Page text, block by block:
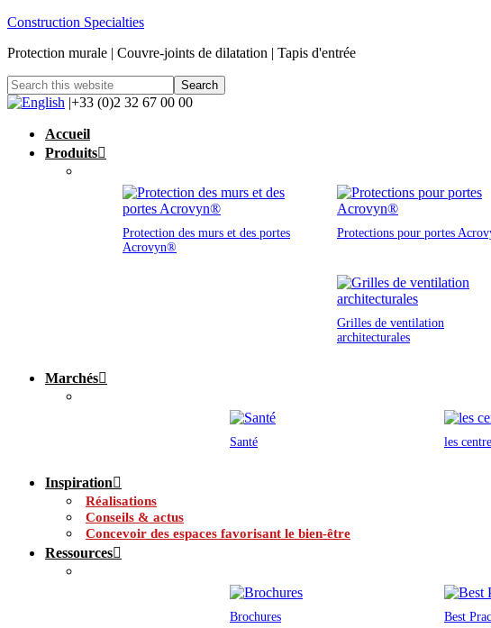
Construction Specialties
Protection murale | Couvre-joints de dilatation | Tapis d'entrée
|+33 (0)2 32 67 00 00
Accueil
Produits
Protection des murs et des portes
Acrovyn®
Protections pour portes
Grilles de ventilation
architecturales
Marchés
Santé les
Inspiration
Réalisations
Conseils & actus
Concevoir des espaces favorisant le bien-être
Ressources
Brochures Best